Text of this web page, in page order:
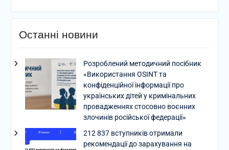
Останні новини
Розроблений методичний посібник
«Використання OSINT та
конфіденційної інформації про
українських дітей у кримінальних
провадженнях стосовно воєнних
злочинів російської федерації»
212 837 вступників отримали
рекомендації до зарахування на